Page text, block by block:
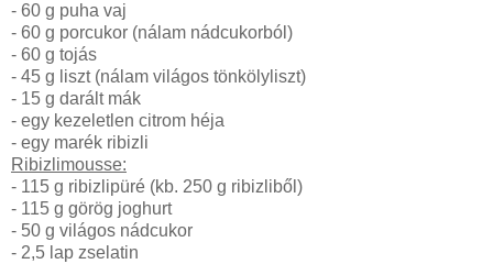
- 60 g puha vaj
- 60 g porcukor (nálam nádcukorból)
- 60 g tojás
- 45 g liszt (nálam világos tönkölyliszt)
- 15 g darált mák
- egy kezeletlen citrom héja
- egy marék ribizli
Ribizlimousse:
- 115 g ribizlipüré (kb. 250 g ribizliből)
- 115 g görög joghurt
- 50 g világos nádcukor
- 2,5 lap zselatin